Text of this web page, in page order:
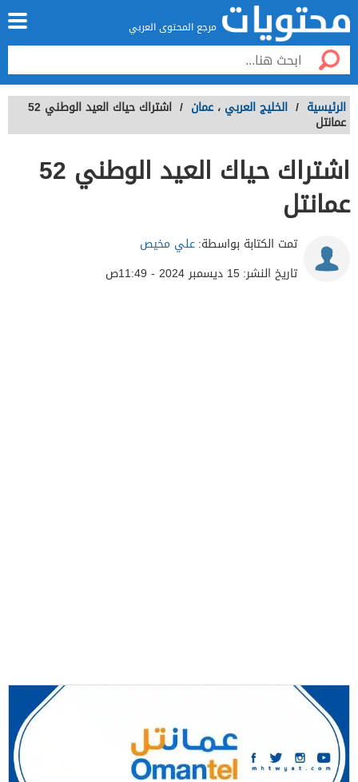
مرجع المحتوى العربي
الرئيسية / الخليج العربي ، عمان / اشتراك حياك العيد الوطني 52
عمانتل
اشتراك حياك العيد الوطني 52
عمانتل
تمت الكتابة بواسطة:علي مخيص
تاريخ النشر:15 ديسمبر 2024 - 11:49ص